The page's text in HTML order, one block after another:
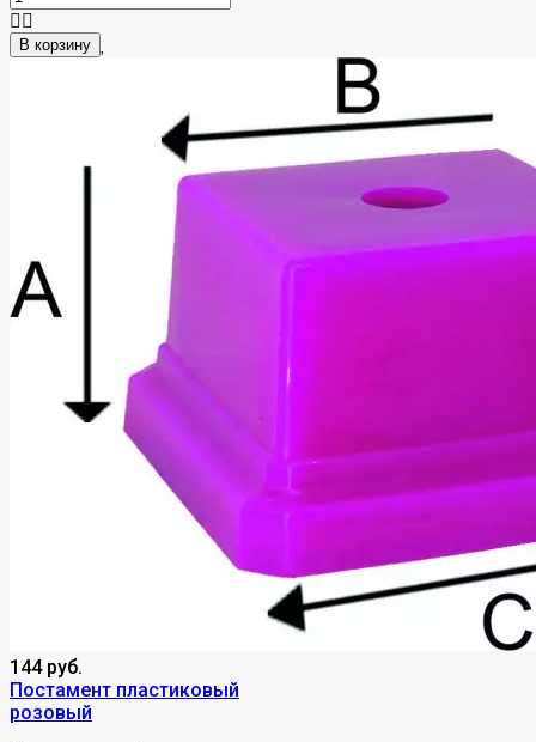
В корзину
144 руб.
Постамент пластиковый
розовый